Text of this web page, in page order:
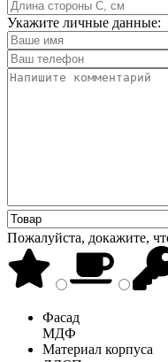
Укажите личные данные:
Пожалуйста, докажите,
Фасад
МДФ
Материал корпуса